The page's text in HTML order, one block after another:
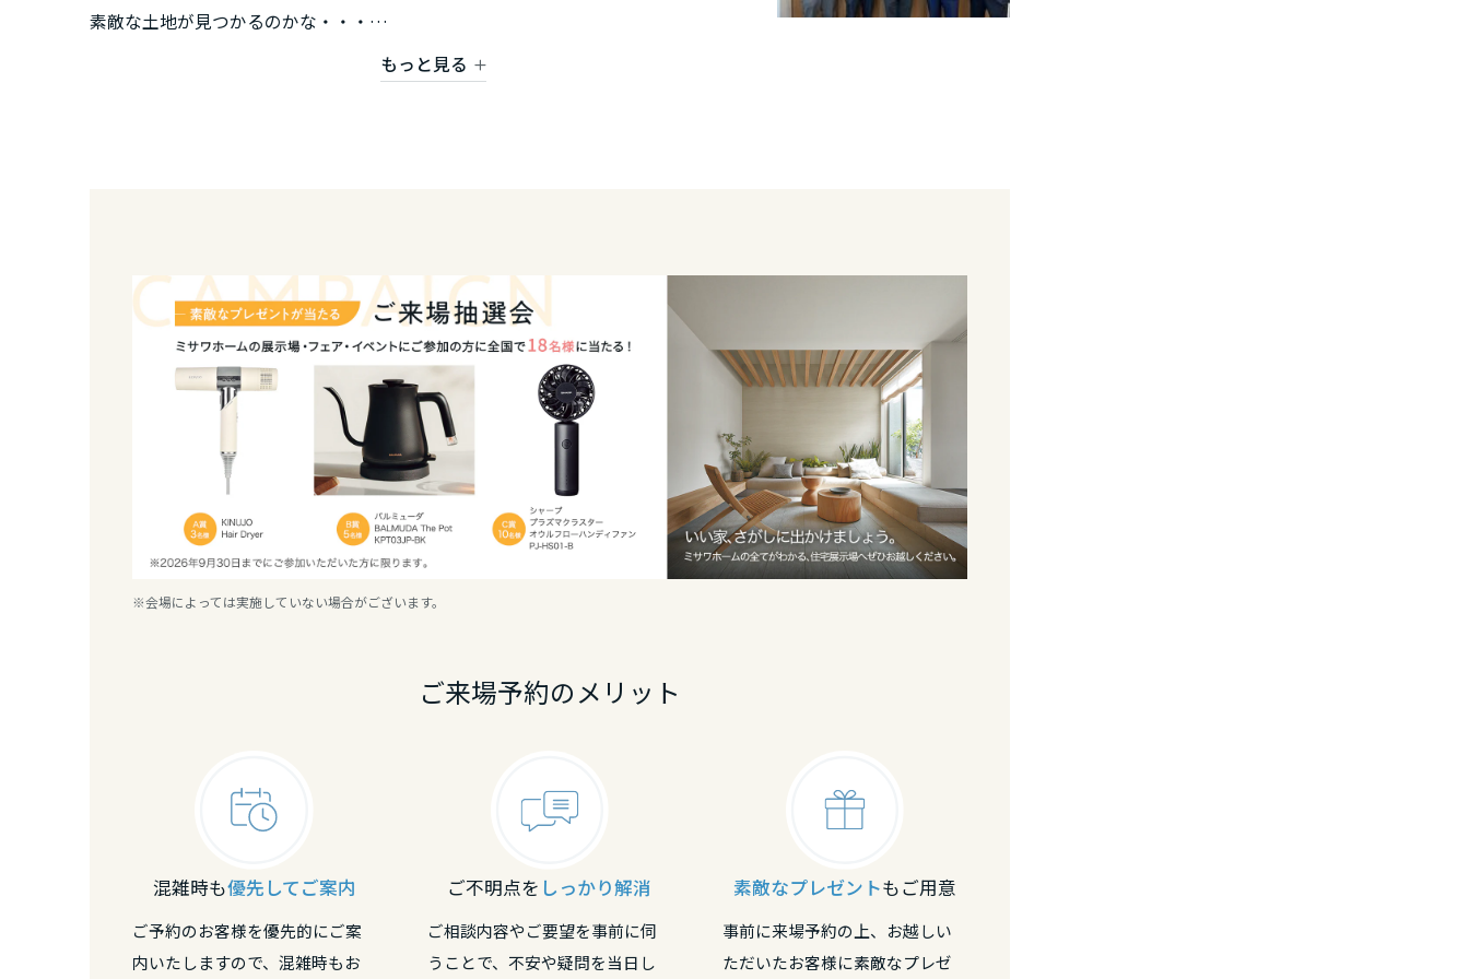
素敵な土地が見つかるのかな・・・
経験豊富なスタッフがひとつひとつ解決して理想のお住まいを実現いたします。
もっと見る
※会場によっては実施していない場合がございます。
ご来場予約のメリット
混雑時も優先してご案内
ご予約のお客様を優先的にご案
内いたしますので、混雑時もお
ご不明点を しっかり解消
ご相談内容やご要望を事前に伺
うことで、不安や疑問を当日し
素敵なプレゼントもご用意
事前に来場予約の上、お越しい
ただいたお客様に素敵なプレゼ
愛媛県
佐賀県
長崎県
熊本県
大分県